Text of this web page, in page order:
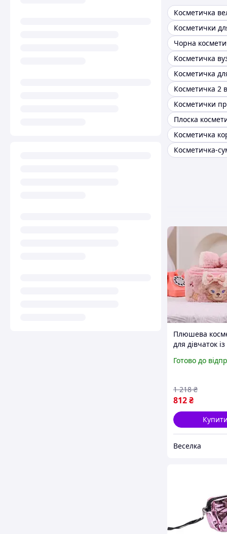
Косметичка
Чорна
Косметичка
Плоска
Косметичка
Косметичка-
Плюшева
для дівчаток із
для зберігання
Готово до
812₴
1 218 ₴
Купити
Веселка